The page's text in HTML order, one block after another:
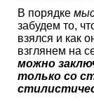
В порядке
забудем то,
взялся и как
взглянем на
можно
только со